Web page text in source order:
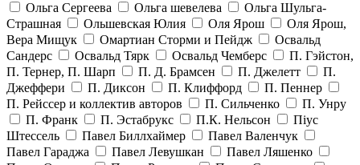
Ольга Сергеева
Ольга шевелева
Ольга Шульга-
Страшная
Ольшевская Юлия Оля Ярош
Оля Ярош,
Вера Мищук
Омартиан Сторми и Пейдж
Освальд
Сандерс
Освальд Тярк Освальд Чемберс
П. Гэйстон,
П. Тернер, П. Шарп
П. Д. Брамсен П. Джелетт
П.
Джеффери
П. Диксон П. Клиффорд
П. Пеннер
П. Рейссер и коллектив авторов
П. Сильченко
П. Унру
П. Франк
П. Эстабрукс П.К. Нельсон
Піус
Штессель
Павел Биллхаймер
Павел Валенчук
Павел Гараджа
Павел Левушкан
Павел Ляшенко